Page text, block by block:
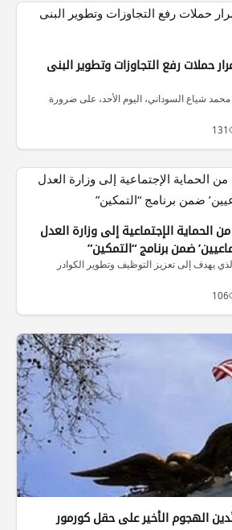
حملات رفع التجاوزات وتطوير البنى
شياع السوداني، اليوم الأحد، على ضرورة
131
من الحماية الإجتماعية إلى وزارة العدل
ضمن برنامج “التمكين”
يهدف إلى تعزيز التوظيف وتطوير الكوادر
106
الهجوم الأخير على حقل كورمور